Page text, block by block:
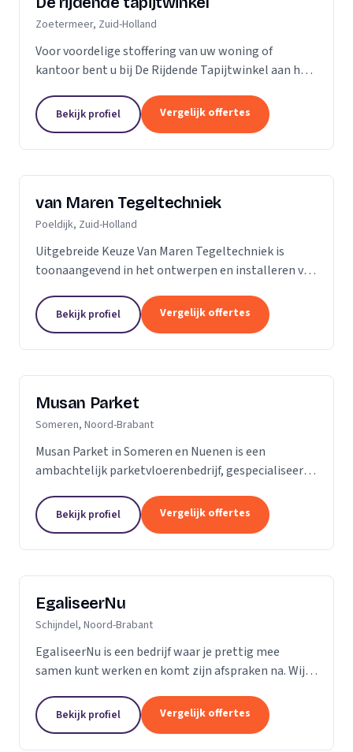
Zoetermeer, Zuid-Holland
Voor voordelige stoffering van uw woning of
kantoor bent u bij De Rijdende Tapijtwinkel aan het
thuis met ons uitgebreide 'up to date' collectie...
Bekijk profiel Vergelijk offertes
van Maren Tegeltechniek
Poeldijk, Zuid-Holland
Uitgebreide Keuze Van Maren Tegeltechniek is
toonaangevend in het ontwerpen en installeren van
een aantrekkelijke prijs. Bij ons treft u een...
Bekijk profiel Vergelijk offertes
Musan Parket
Someren, Noord-Brabant
Musan Parket in Someren en Nuenen is een
ambachtelijk parketvloerenbedrijf, gespecialiseerd
het adres bij uitstek voor de renovatie van
bestaande...
Bekijk profiel Vergelijk offertes
EgaliseerNu
Schijndel, Noord-Brabant
EgaliseerNu is een bedrijf waar je prettig mee
samen kunt werken en komt zijn afspraken na. Wij
uitziet.Bekijk profiel Vergelijk offertes